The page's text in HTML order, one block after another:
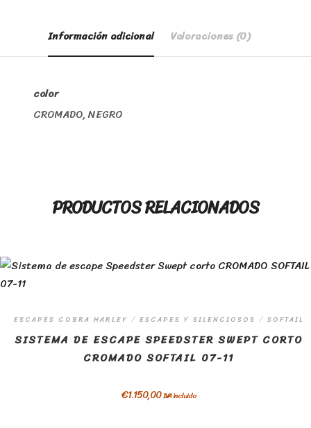
Información adicional Valoraciones (0)
color
CROMADO, NEGRO
PRODUCTOS RELACIONADOS
ESCAPES COBRA HARLEY / ESCAPES Y SILENCIOSOS / SOFTAIL
SISTEMA DE ESCAPE SPEEDSTER SWEPT CORTO
CROMADO SOFTAIL 07-11
€1.150,00IVA incluido